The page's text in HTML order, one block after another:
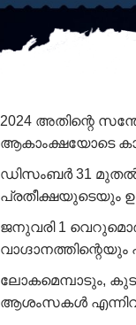
2024 അതിന്റെ
ആകാംക്ഷയോടെ
ഡിസംബർ 31
പ്രതീക്ഷയുടെയും
ജനുവരി 1
ലോകമെമ്പാടും,
ആശംസകൾ